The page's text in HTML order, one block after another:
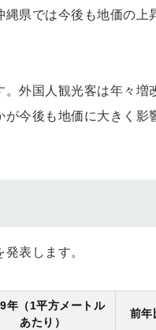
県では今後も地価の上
外国人観光客は年々増
今後も地価に大きく影
表します。
年（1平方メートル
あたり）
前年